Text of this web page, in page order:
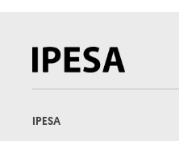
JF
IPESA